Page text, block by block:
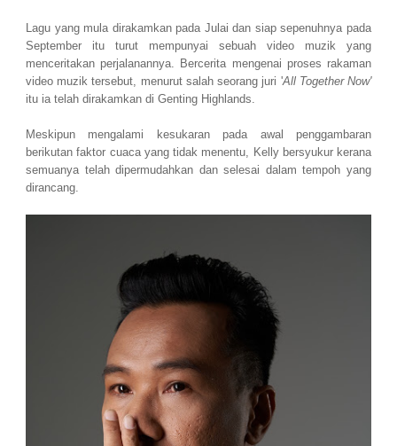
Lagu yang mula dirakamkan pada Julai dan siap sepenuhnya pada
September itu turut mempunyai sebuah video muzik yang
menceritakan perjalanannya. Bercerita mengenai proses rakaman
video muzik tersebut, menurut salah seorang juri 'All Together Now'
itu ia telah dirakamkan di Genting Highlands.
Meskipun mengalami kesukaran pada awal penggambaran
berikutan faktor cuaca yang tidak menentu, Kelly bersyukur kerana
semuanya telah dipermudahkan dan selesai dalam tempoh yang
dirancang.